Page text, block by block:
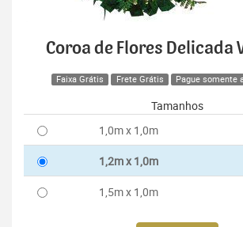
Coroa de Flores Delicada
Faixa Grátis Frete Grátis Pague somente
Tamanhos
1,0m x 1,0m
1,2m x 1,0m
1,5m x 1,0m